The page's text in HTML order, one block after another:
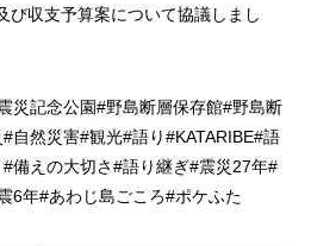
び収支予算案について協議しまし
災記念公園#野島断層保存館#野島断
#自然災害#観光#語り#KATARIBE#語
#備えの大切さ#語り継ぎ#震災27年#
6年#あわじ島ごころ#ポケふた